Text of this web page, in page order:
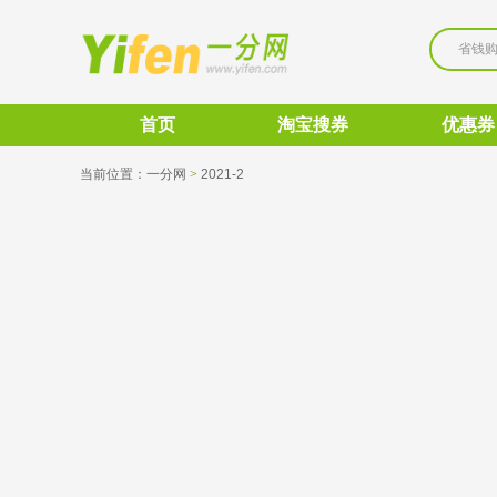
省钱购
首页 淘宝搜券 优惠券
当前位置： 一分网 > 2021-2